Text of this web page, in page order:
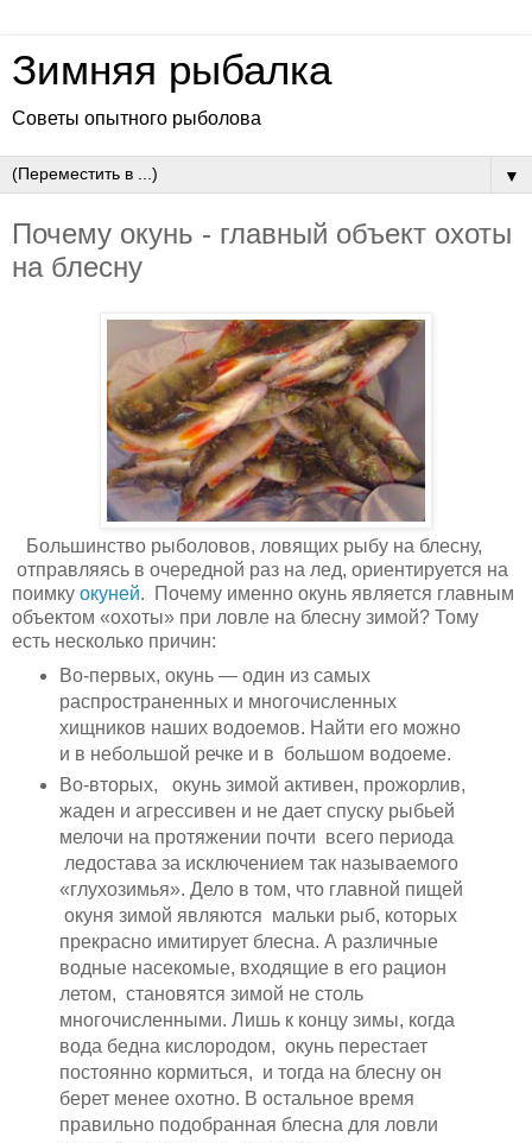
Зимняя рыбалка
Советы опытного рыболова
▼
Почему окунь - главный объект охоты
на блесну
Большинство рыболовов, ловящих рыбу на блесну,
отправляясь в очередной раз на лед, ориентируется на
поимку окуней. Почему именно окунь является главным
объектом «охоты» при ловле на блесну зимой? Тому
есть несколько причин:
Во-первых, окунь — один из самых
распространенных и многочисленных
хищников наших водоемов. Найти его можно
и в небольшой речке и в большом водоеме.
Во-вторых, окунь зимой активен, прожорлив,
жаден и агрессивен и не дает спуску рыбьей
мелочи на протяжении почти всего периода
ледостава за исключением так называемого
«глухозимья». Дело в том, что главной пищей
окуня зимой являются мальки рыб, которых
прекрасно имитирует блесна. А различные
водные насекомые, входящие в его рацион
летом, становятся зимой не столь
многочисленными. Лишь к концу зимы, когда
вода бедна кислородом, окунь перестает
постоянно кормиться, и тогда на блесну он
берет менее охотно. В остальное время
правильно подобранная блесна для ловли